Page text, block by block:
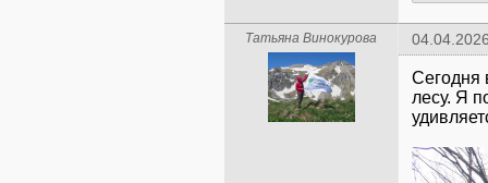
Татьяна Винокурова
Сегодня
лесу. Я